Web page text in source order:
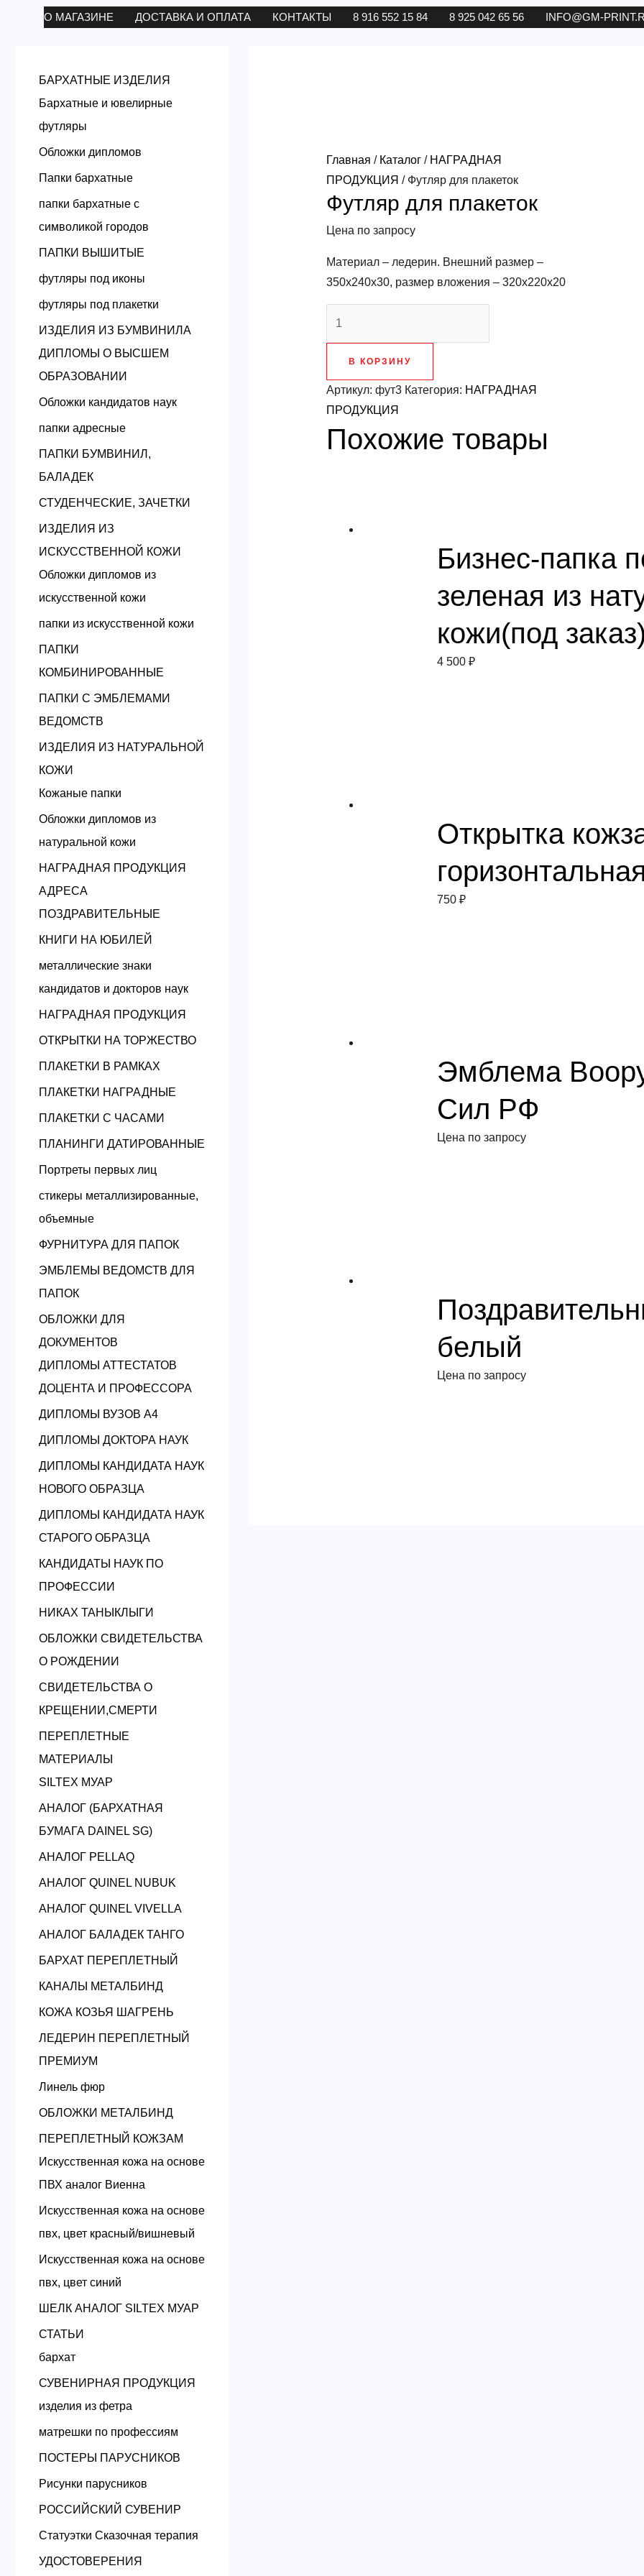
Перейти
О МАГАЗИНЕ ДОСТАВКА И ОПЛАТА КОНТАКТЫ 8 916 552 15 84 8 925 042 65 56 INFO@GM-
БАРХАТНЫЕ ИЗДЕЛИЯ
Бархатные и ювелирные
футляры
Обложки дипломов
Папки бархатные
папки бархатные с
символикой городов
ПАПКИ ВЫШИТЫЕ
футляры под иконы
футляры под плакетки
ИЗДЕЛИЯ ИЗ БУМВИНИЛА
ДИПЛОМЫ О ВЫСШЕМ
ОБРАЗОВАНИИ
Обложки кандидатов наук
папки адресные
ПАПКИ БУМВИНИЛ,
БАЛАДЕК
СТУДЕНЧЕСКИЕ, ЗАЧЕТКИ
ИЗДЕЛИЯ ИЗ
ИСКУССТВЕННОЙ КОЖИ
Обложки дипломов из
искусственной кожи
папки из искусственной кожи
ПАПКИ
КОМБИНИРОВАННЫЕ
ПАПКИ С ЭМБЛЕМАМИ
ВЕДОМСТВ
ИЗДЕЛИЯ ИЗ НАТУРАЛЬНОЙ
КОЖИ
Кожаные папки
Обложки дипломов из
натуральной кожи
НАГРАДНАЯ ПРОДУКЦИЯ
АДРЕСА
ПОЗДРАВИТЕЛЬНЫЕ
КНИГИ НА ЮБИЛЕЙ
металлические знаки
кандидатов и докторов наук
НАГРАДНАЯ ПРОДУКЦИЯ
ОТКРЫТКИ НА ТОРЖЕСТВО
ПЛАКЕТКИ В РАМКАХ
ПЛАКЕТКИ НАГРАДНЫЕ
ПЛАКЕТКИ С ЧАСАМИ
ПЛАНИНГИ ДАТИРОВАННЫЕ
Портреты первых лиц
стикеры металлизированные,
объемные
ФУРНИТУРА ДЛЯ ПАПОК
ЭМБЛЕМЫ ВЕДОМСТВ ДЛЯ
ПАПОК
ОБЛОЖКИ ДЛЯ
ДОКУМЕНТОВ
ДИПЛОМЫ АТТЕСТАТОВ
ДОЦЕНТА И ПРОФЕССОРА
ДИПЛОМЫ ВУЗОВ А4
ДИПЛОМЫ ДОКТОРА НАУК
ДИПЛОМЫ КАНДИДАТА НАУК
НОВОГО ОБРАЗЦА
ДИПЛОМЫ КАНДИДАТА НАУК
СТАРОГО ОБРАЗЦА
КАНДИДАТЫ НАУК ПО
ПРОФЕССИИ
НИКАХ ТАНЫКЛЫГИ
ОБЛОЖКИ СВИДЕТЕЛЬСТВА
О РОЖДЕНИИ
СВИДЕТЕЛЬСТВА О
КРЕЩЕНИИ,СМЕРТИ
ПЕРЕПЛЕТНЫЕ
МАТЕРИАЛЫ
SILTEX МУАР
АНАЛОГ (БАРХАТНАЯ
БУМАГА DAINEL SG)
АНАЛОГ PELLAQ
АНАЛОГ QUINEL NUBUK
АНАЛОГ QUINEL VIVELLA
АНАЛОГ БАЛАДЕК ТАНГО
БАРХАТ ПЕРЕПЛЕТНЫЙ
КАНАЛЫ МЕТАЛБИНД
КОЖА КОЗЬЯ ШАГРЕНЬ
ЛЕДЕРИН ПЕРЕПЛЕТНЫЙ
ПРЕМИУМ
Линель фюр
ОБЛОЖКИ МЕТАЛБИНД
ПЕРЕПЛЕТНЫЙ КОЖЗАМ
Искусственная кожа на основе
ПВХ аналог Виенна
Искусственная кожа на основе
пвх, цвет красный/вишневый
Искусственная кожа на основе
пвх, цвет синий
ШЕЛК АНАЛОГ SILTEX МУАР
СТАТЬИ
бархат
СУВЕНИРНАЯ ПРОДУКЦИЯ
изделия из фетра
матрешки по профессиям
ПОСТЕРЫ ПАРУСНИКОВ
Рисунки парусников
РОССИЙСКИЙ СУВЕНИР
Статуэтки Сказочная терапия
УДОСТОВЕРЕНИЯ
Главная / Каталог/ НАГРАДНАЯ
ПРОДУКЦИЯ / Футляр для плакеток
Футляр для плакеток
Цена по запросу
Материал – ледерин. Внешний размер –
350х240х30, размер вложения – 320х220х20
плакеток
В КОРЗИНУ
Артикул: фут3 Категория: НАГРАДНАЯ
ПРОДУКЦИЯ
Похожие товары
Бизнес-папка
зеленая из
кожи(под
4 500₽
Открытка
750₽
Эмблема
Сил РФ
Цена по запросу
белый
Цена по запросу